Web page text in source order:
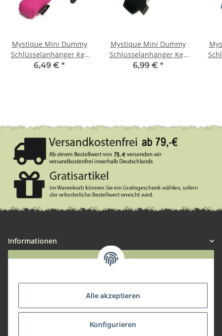
Alle akzeptieren
Konfigurieren
Mystique Mini Dummy
Schlüsselanhänger Key
Case hot pink
6,49 € *
Mystique Mini Dummy
Schlüsselanhänger Key
Case schwarz/weiß
6,99 € *
Informationen
Widerruf anmelden
Herstellerinformationen